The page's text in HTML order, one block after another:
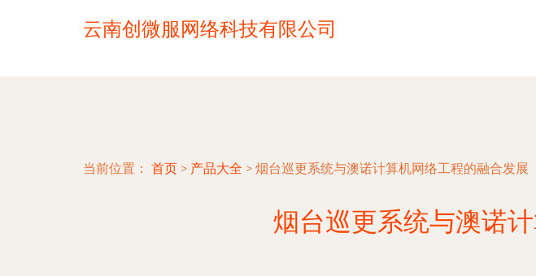
云南创微服网络科技有限公司
当前位置： 首页 > 产品大全 > 烟台巡更系统与澳诺计算机网络工程的融合发展
烟台巡更系统与澳诺